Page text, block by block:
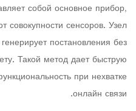
собой основное прибор,
сенсоров. Узел
постановления без
Такой метод дает быструю
при нехватке
онлайн связи.